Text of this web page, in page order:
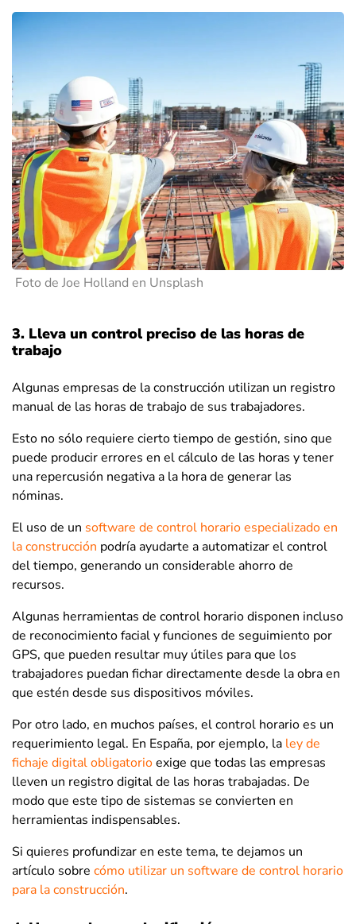
Foto de Joe Holland en Unsplash
3. Lleva un control preciso de las horas de
trabajo
Algunas empresas de la construcción utilizan un registro
manual de las horas de trabajo de sus trabajadores.
Esto no sólo requiere cierto tiempo de gestión, sino que
puede producir errores en el cálculo de las horas y tener
una repercusión negativa a la hora de generar las
nóminas.
El uso de un software de control horario especializado en
la construcción podría ayudarte a automatizar el control
del tiempo, generando un considerable ahorro de
recursos.
Algunas herramientas de control horario disponen incluso
de reconocimiento facial y funciones de seguimiento por
GPS, que pueden resultar muy útiles para que los
trabajadores puedan fichar directamente desde la obra en
que estén desde sus dispositivos móviles.
Por otro lado, en muchos países, el control horario es un
requerimiento legal. En España, por ejemplo, la ley de
fichaje digital obligatorioexige que todas las empresas
lleven un registro digital de las horas trabajadas. De
modo que este tipo de sistemas se convierten en
herramientas indispensables.
Si quieres profundizar en este tema, te dejamos un
artículo sobre cómo utilizar un software de control horario
para la construcción.